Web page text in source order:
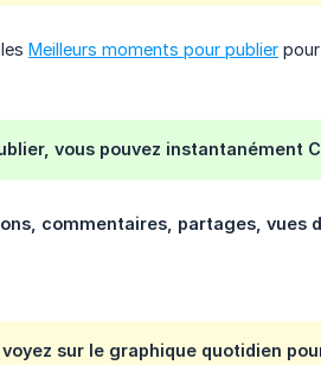
Meilleurs moments pour publier
vous pouvez instantanément
commentaires, partages, vues
sur le graphique quotidien